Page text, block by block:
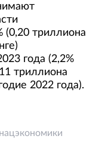
(0,20 триллиона
года (2,2%
триллиона
2022 года).